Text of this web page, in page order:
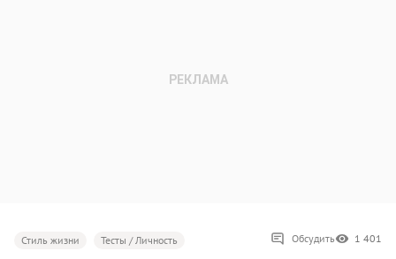
Стиль жизни Тесты / Личность Обсудить 1 401